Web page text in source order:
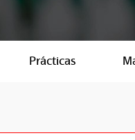
Prácticas